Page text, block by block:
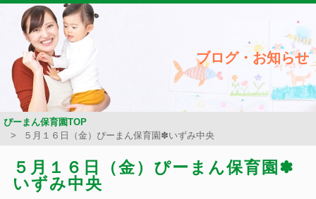
ブログ・お知らせ
ぴーまん保育園TOP
５月１６日（金）ぴーまん保育園✽いずみ中央
５月１６日（金）ぴーまん保育園✽
いずみ中央